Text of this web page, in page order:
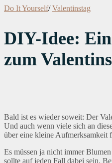
Do It Yourself/ Valentinstag
DIY-Idee:
zum
Bald ist es wieder soweit: Der
Und auch wenn viele sich an
über eine kleine Aufmerksamkeit
Es müssen ja nicht immer
sollte auf jeden Fall dabei sein.